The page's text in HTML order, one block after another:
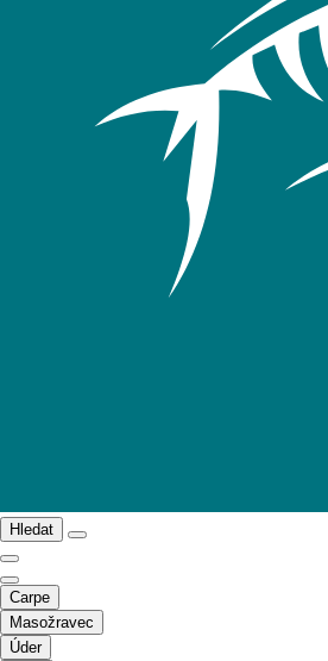
Hledat
Carpe
Masožravec
Úder